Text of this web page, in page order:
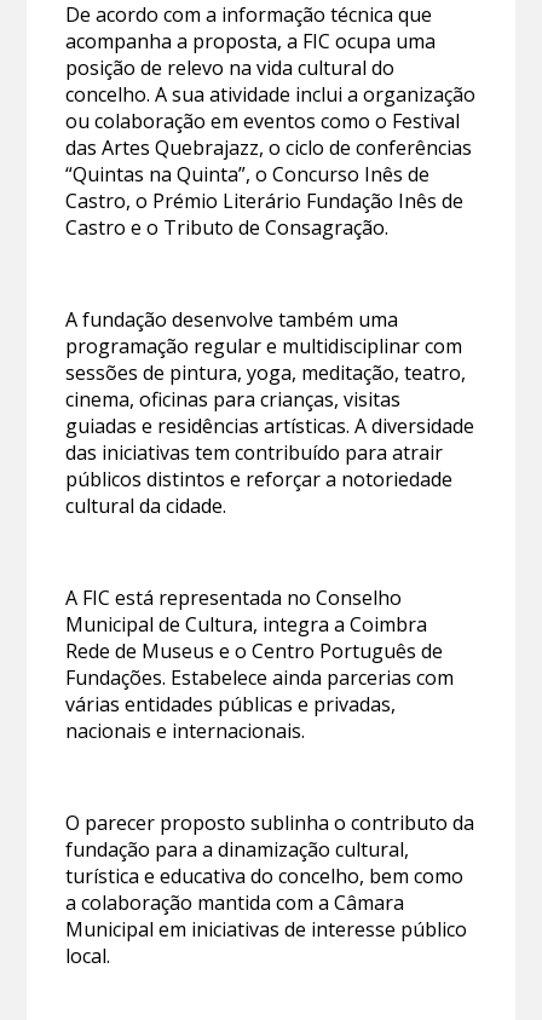
De acordo com a informação técnica que
acompanha a proposta, a FIC ocupa uma
posição de relevo na vida cultural do
concelho. A sua atividade inclui a organização
ou colaboração em eventos como o Festival
das Artes Quebrajazz, o ciclo de conferências
“Quintas na Quinta”, o Concurso Inês de
Castro, o Prémio Literário Fundação Inês de
Castro e o Tributo de Consagração.
A fundação desenvolve também uma
programação regular e multidisciplinar com
sessões de pintura, yoga, meditação, teatro,
cinema, oficinas para crianças, visitas
guiadas e residências artísticas. A diversidade
das iniciativas tem contribuído para atrair
públicos distintos e reforçar a notoriedade
cultural da cidade.
A FIC está representada no Conselho
Municipal de Cultura, integra a Coimbra
Rede de Museus e o Centro Português de
Fundações. Estabelece ainda parcerias com
várias entidades públicas e privadas,
nacionais e internacionais.
O parecer proposto sublinha o contributo da
fundação para a dinamização cultural,
turística e educativa do concelho, bem como
a colaboração mantida com a Câmara
Municipal em iniciativas de interesse público
local.